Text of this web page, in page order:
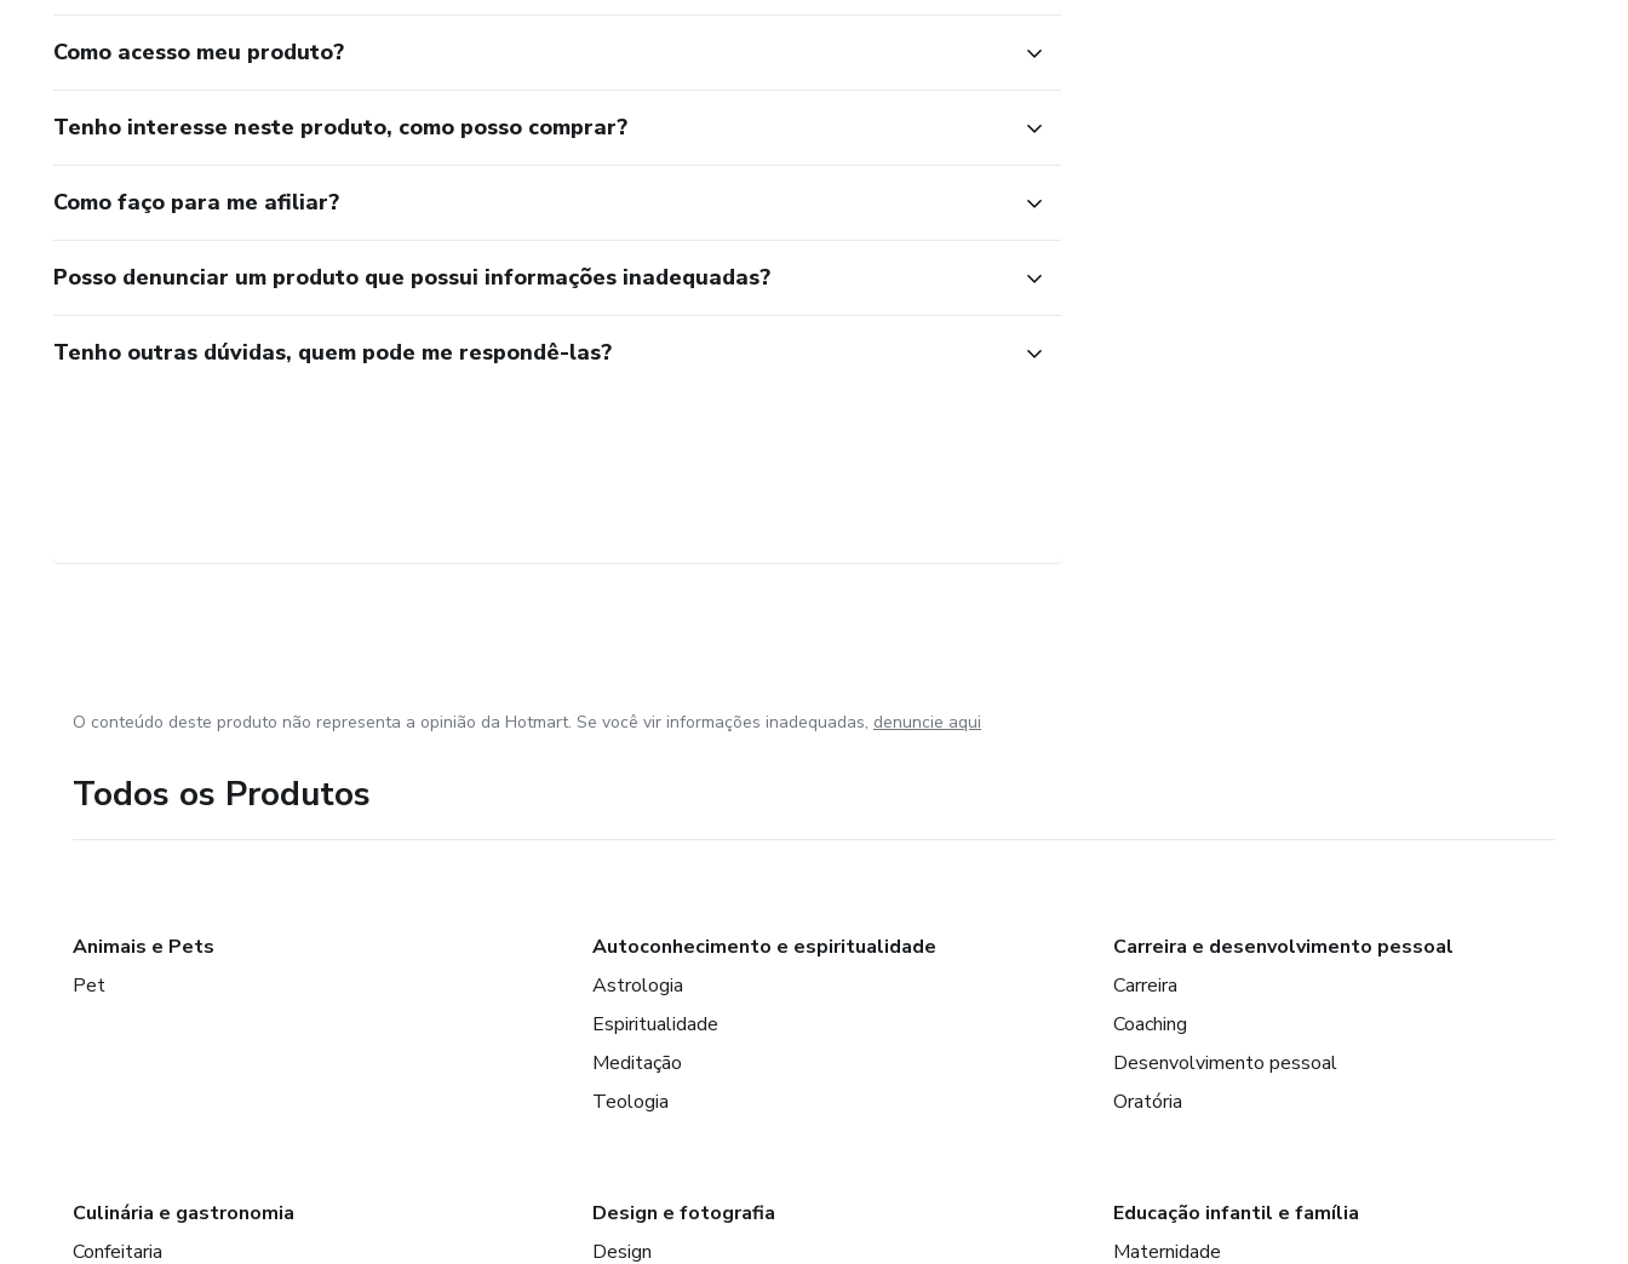
Como acesso meu produto?
Tenho interesse neste produto, como posso comprar?
Como faço para me afiliar?
Posso denunciar um produto que possui informações inadequadas?
Tenho outras dúvidas, quem pode me respondê-las?
O conteúdo deste produto não representa a opinião da Hotmart. Se você vir informações inadequadas, denuncie aqui
Todos os Produtos
Animais e Pets
Pet
Autoconhecimento e espiritualidade
Astrologia
Espiritualidade
Meditação
Teologia
Carreira e desenvolvimento pessoal
Carreira
Coaching
Desenvolvimento pessoal
Oratória
Culinária e gastronomia
Confeitaria
Design e fotografia
Design
Educação infantil e família
Maternidade